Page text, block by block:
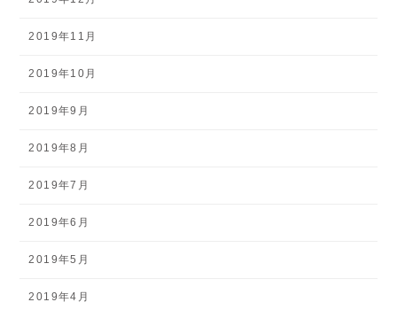
2019年11月
2019年10月
2019年9月
2019年8月
2019年7月
2019年6月
2019年5月
2019年4月